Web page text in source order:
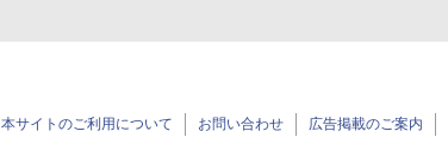
本サイトのご利用について お問い合わせ 広告掲載のご案内